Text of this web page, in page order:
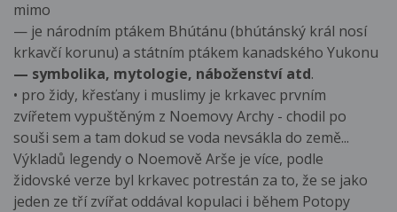
mimo
— je národním ptákem Bhútánu (bhútánský král nosí
krkavčí korunu) a státním ptákem kanadského Yukonu
— symbolika, mytologie, náboženství atd.
• pro židy, křesťany i muslimy je krkavec prvním
zvířetem vypuštěným z Noemovy Archy - chodil po
souši sem a tam dokud se voda nevsákla do země...
Výkladů legendy o Noemově Arše je více, podle
židovské verze byl krkavec potrestán za to, že se jako
jeden ze tří zvířat oddával kopulaci i během Potopy